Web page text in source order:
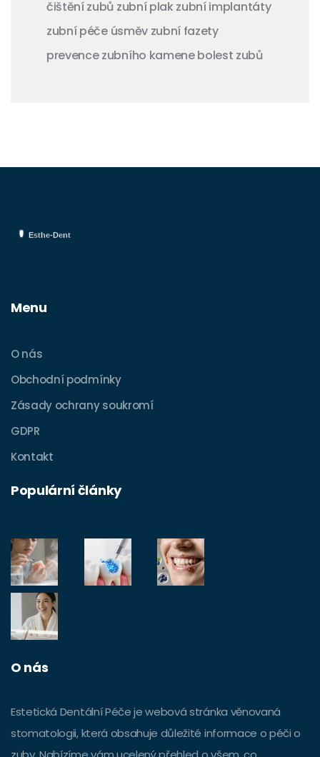
čištění zubů zubní plak zubní implantáty
zubní péče úsměv zubní fazety
prevence zubního kamenebolest zubů
Menu
O nás
Obchodní podmínky
Zásady ochrany soukromí
GDPR
Kontakt
Populární články
O nás
Estetická Dentální Péče je webová stránka věnovaná
stomatologii, která obsahuje důležité informace o péči o